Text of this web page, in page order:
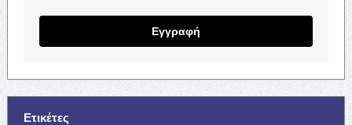
Εγγραφή
Ετικέτες